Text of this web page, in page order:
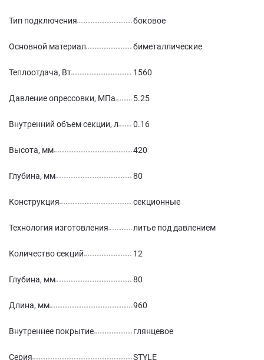
Тип подключения боковое
Основной материал биметаллические
Теплоотдача, Вт 1560
Давление опрессовки, МПа 5.25
Внутренний объем секции, л 0.16
Высота, мм 420
Глубина, мм 80
Конструкция секционные
Технология изготовления литье под давлением
Количество секций 12
Глубина, мм 80
Длина, мм 960
Внутреннее покрытие глянцевое
Серия STYLE